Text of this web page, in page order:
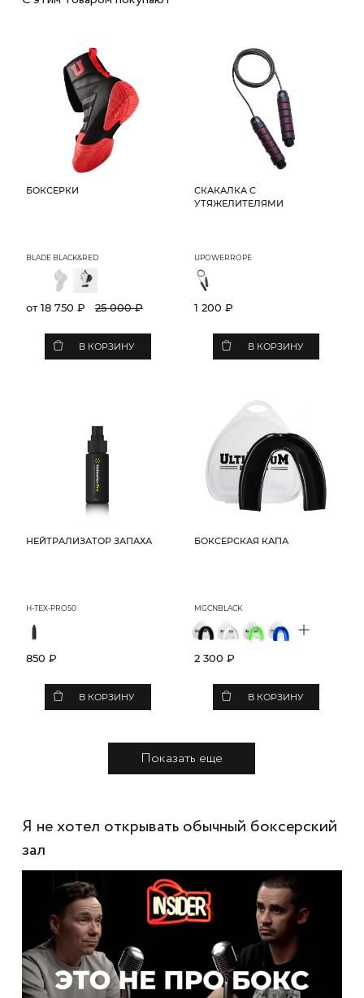
БОКСЕРКИ
BLADE BLACK&RED
от 18 750 ₽25 000 ₽
В КОРЗИНУ
СКАКАЛКА C
УТЯЖЕЛИТЕЛЯМИ
UPOWERROPE
1 200 ₽
В КОРЗИНУ
НЕЙТРАЛИЗАТОР ЗАПАХА
H-TEX-PRO50
850 ₽
В КОРЗИНУ
БОКСЕРСКАЯ КАПА
MGCNBLACK
+
2 300 ₽
В КОРЗИНУ
Показать еще
Я не хотел открывать обычный боксерский
зал